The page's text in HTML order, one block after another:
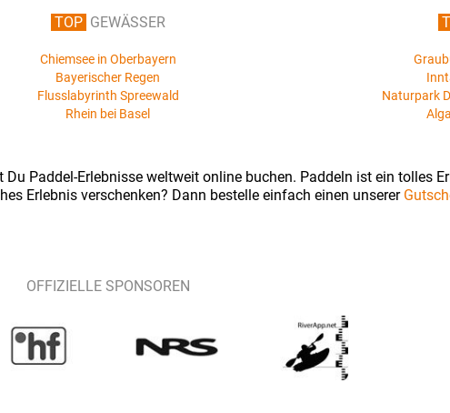
TOP GEWÄSSER
Chiemsee in Oberbayern
Bayerischer Regen
Flusslabyrinth Spreewald
Rhein bei Basel
Naturpark
Du Paddel-Erlebnisse weltweit online buchen. Paddeln ist ein tolles
Erlebnis verschenken? Dann bestelle einfach einen unserer
OFFIZIELLE SPONSOREN